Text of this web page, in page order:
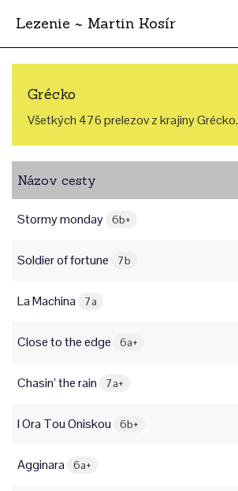
Lezenie ~ Martin Kosír
Najhodnotnejšie
Krajina
Štýl
Archív
Grécko
Všetkých 476 prelezov z krajiny Grécko.
Názov cesty
Stormy monday 6b+
Soldier of fortune 7b
La Machina 7a
Close to the edge 6a+
Chasin’ the rain 7a+
I Ora Tou Oniskou 6b+
Agginara 6a+